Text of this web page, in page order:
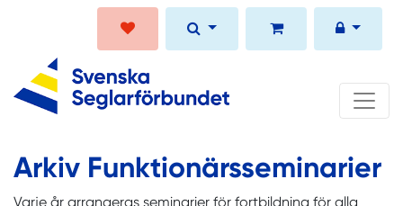
Arkiv Funktionärsseminarier
Varje år arrangeras seminarier för fortbildning för alla